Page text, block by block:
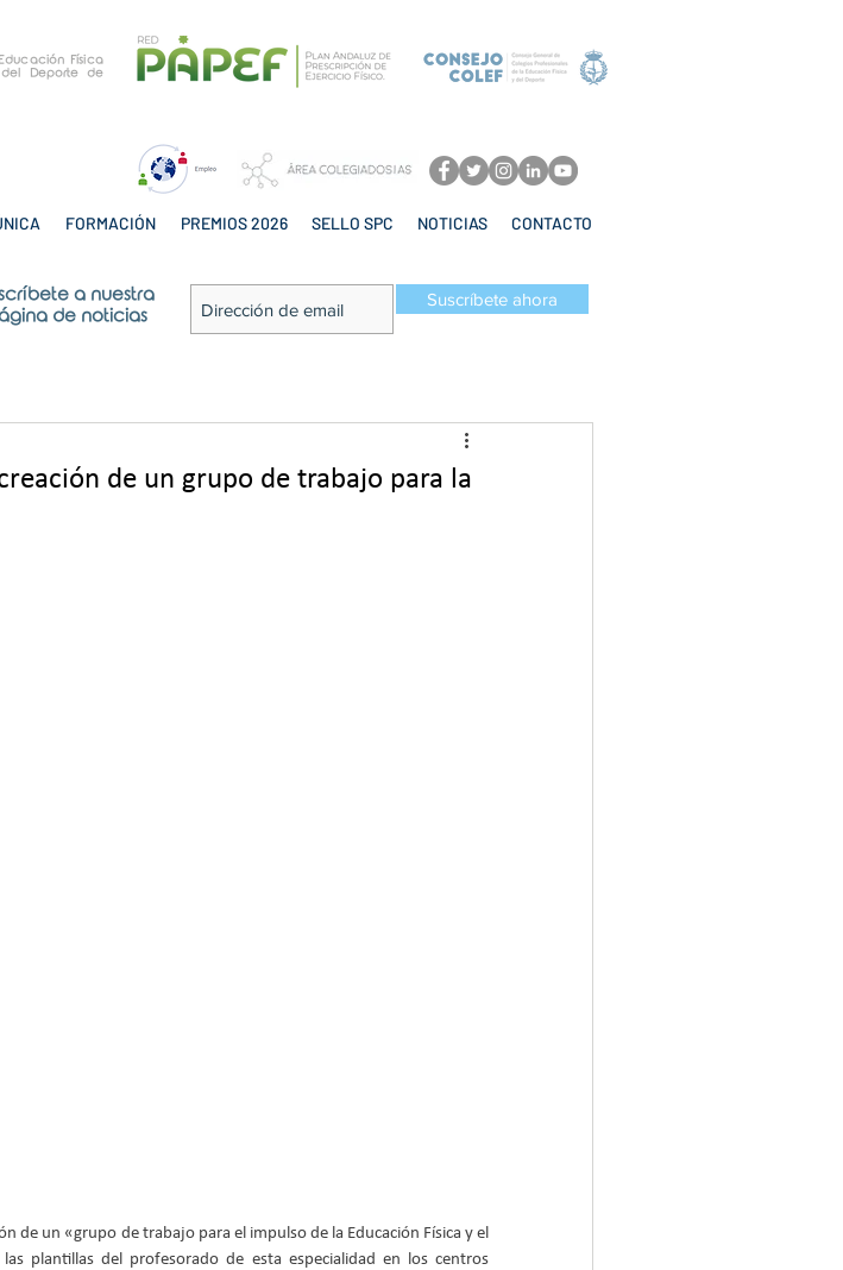
Física
Deporte de
FORMACIÓN PREMIOS 2026 SELLO SPC NOTICIAS CONTACTO
a nuestra
de noticias
Suscríbete ahora
de un grupo de trabajo para la
de un «grupo de trabajo para el impulso de la Educación Física y el
plantillas del profesorado de esta especialidad en los centros